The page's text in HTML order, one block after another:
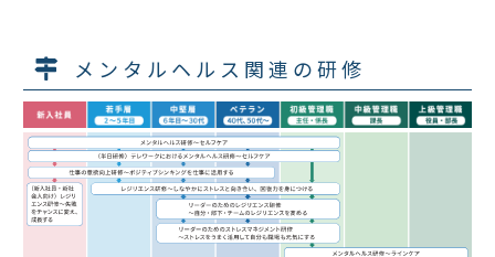
メンタルヘルス関連の研修